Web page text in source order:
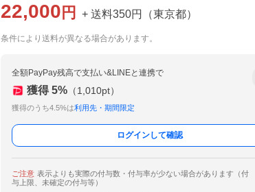
22,000 円 + 送料350円 （東京都）
条件により送料が異なる場合があります。
全額PayPay残高で支払い&LINEと連携で
獲得 5% （1,010pt）
獲得のうち4.5%は利用先・期間限定
ログインして確認
ご注意 表示よりも実際の付与数・付与率が少ない場合があります（付
与上限、未確定の付与等）